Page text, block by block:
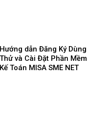
Hướng dẫn Đăng Ký Dùng
Thử và Cài Đặt Phần Mềm
Kế Toán MISA SME NET